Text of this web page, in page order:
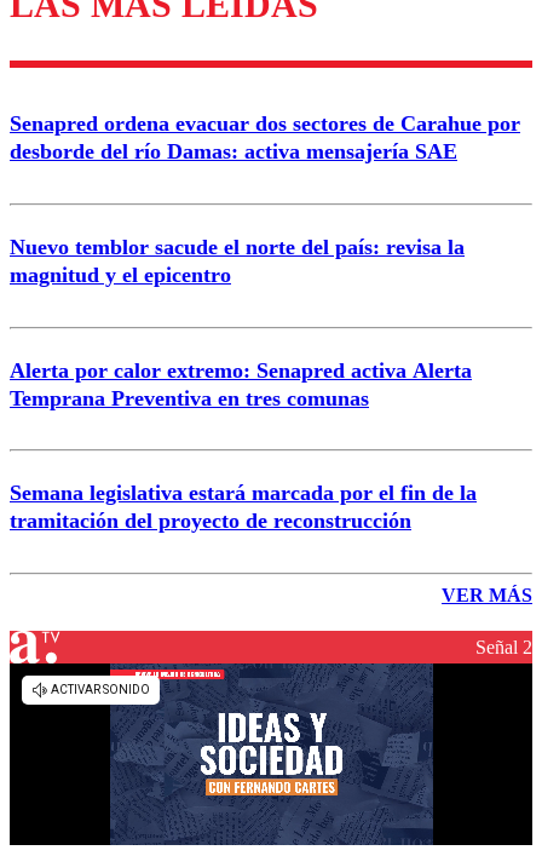
Enviar comentario
Senapred ordena evacuar dos sectores de Carahue por
desborde del río Damas: activa mensajería SAE
Nuevo temblor sacude el norte del país: revisa la
magnitud y el epicentro
Alerta por calor extremo: Senapred activa Alerta
Temprana Preventiva en tres comunas
Semana legislativa estará marcada por el fin de la
tramitación del proyecto de reconstrucción
VER MÁS
Señal 2